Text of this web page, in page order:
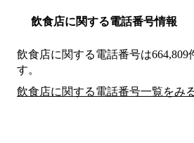
飲食店に関する電話番号情報
飲食店に関する電話番号は664,809
す。
飲食店に関する電話番号一覧をみ